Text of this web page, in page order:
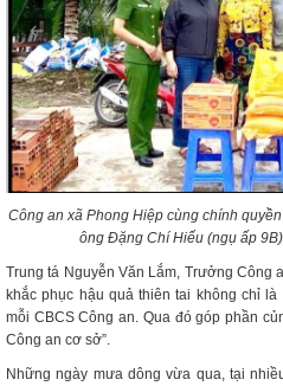
Công an xã Phong Hiệp cùng chính
ông Đặng Chí Hiếu (ngụ ấp
Trung tá Nguyễn Văn Lắm, Trưởng Công
khắc phục hậu quả thiên tai không chỉ
mỗi CBCS Công an. Qua đó góp phần
Công an cơ sở”.
Những ngày mưa dông vừa qua, tại